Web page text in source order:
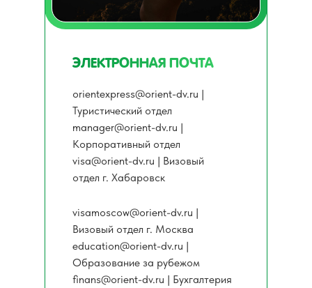
orientexpress@orient-dv.ru |
Туристический отдел
manager@orient-dv.ru |
Корпоративный отдел
visa@orient-dv.ru | Визовый
отдел г. Хабаровск
ЭЛЕКТРОННАЯ ПОЧТА
visamoscow@orient-dv.ru |
Визовый отдел г. Москва
education@orient-dv.ru |
Образование за рубежом
finans@orient-dv.ru | Бухгалтерия